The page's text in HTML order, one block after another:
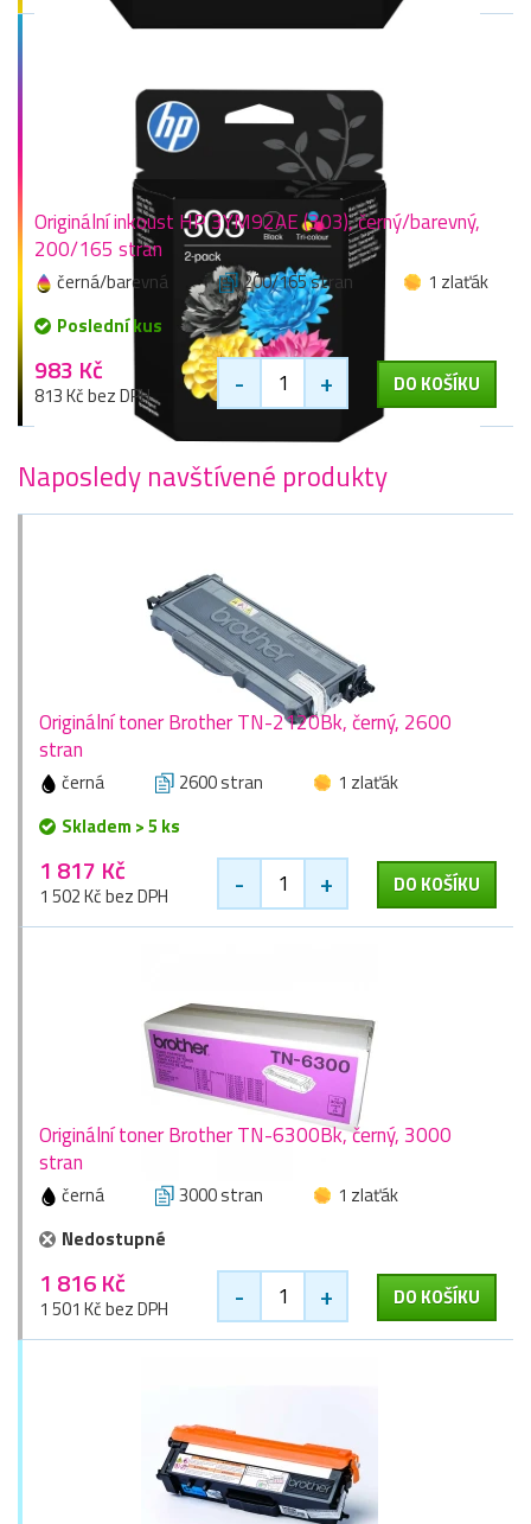
Originální inkoust HP 3YM92AE (303), černý/barevný,
200/165 stran
černá/barevná 200/165 stran
1 zlaťák
Poslední kus
983 Kč
813 Kč bez DPH - + DO KOŠÍKU
Naposledy navštívené produkty
Originální toner Brother TN-2120Bk, černý, 2600
stran
černá 2600 stran
1 zlaťák
Skladem > 5 ks
1 817 Kč
1 502 Kč bez DPH - + DO KOŠÍKU
Originální toner Brother TN-6300Bk, černý, 3000
stran
černá 3000 stran
1 zlaťák
Nedostupné
1 816 Kč
1 501 Kč bez DPH - + DO KOŠÍKU